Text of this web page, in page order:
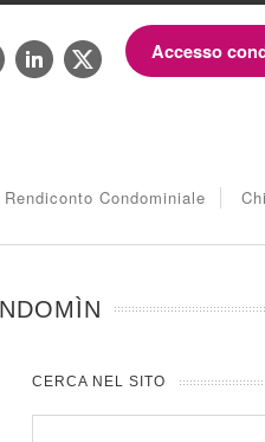
Accesso
Condominiale
CERCA NEL SITO